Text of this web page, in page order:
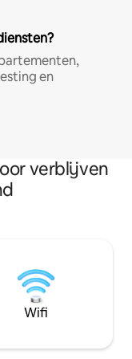
en
verblijven
Wifi